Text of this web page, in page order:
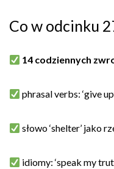
Co w odcinku
14 codziennych
phrasal verbs: ‘give
słowo ‘shelter’ jako
idiomy: ‘speak my